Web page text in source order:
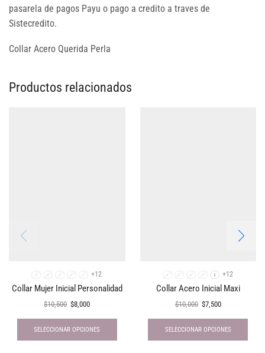
pasarela de pagos Payu o pago a credito a traves de
Sistecredito.
Collar Acero Querida Perla
Productos relacionados
A C D E +12
Collar Mujer Inicial Personalidad
$10,500 $8,000
SELECCIONAR OPCIONES
A D E +12
Collar Acero Inicial Maxi
$10,000 $7,500
SELECCIONAR OPCIONES